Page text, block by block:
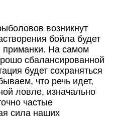
возникнут
бойла будет
приманки. На самом
сбалансированной
будет сохраняться
что речь идет,
ловле, изначально
частые
сила наших